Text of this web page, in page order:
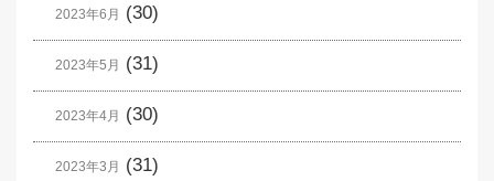
2023年6月 (30)
2023年5月 (31)
2023年4月 (30)
2023年3月 (31)